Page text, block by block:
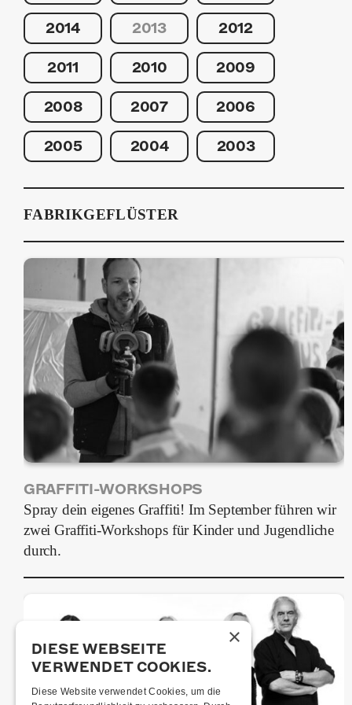
2014 2013 2012
2011 2010 2009
2008 2007 2006
2005 2004 2003
FABRIKGEFLÜSTER
GRAFFITI-WORKSHOPS
Spray dein eigenes Graffiti! Im September führen wir
zwei Graffiti-Workshops für Kinder und Jugendliche
durch.
×
DIESE WEBSEITE
VERWENDET COOKIES.
Diese Website verwendet Cookies, um die